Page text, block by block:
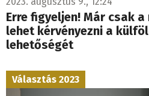
Erre figyeljen! Már csak
lehet kérvényezni a
lehetőségét
Választás 2023